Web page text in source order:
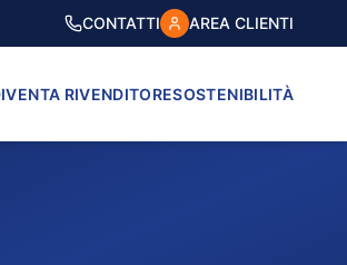
CONTATTI AREA CLIENTI
RIVENDITORESOSTENIBILITÀ